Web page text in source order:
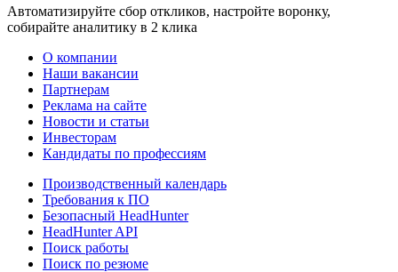
Автоматизируйте сбор откликов, настройте воронку,
собирайте аналитику в 2 клика
О компании
Наши вакансии
Партнерам
Реклама на сайте
Новости и статьи
Инвесторам
Кандидаты по профессиям
Производственный календарь
Требования к ПО
Безопасный HeadHunter
HeadHunter API
Поиск работы
Поиск по резюме